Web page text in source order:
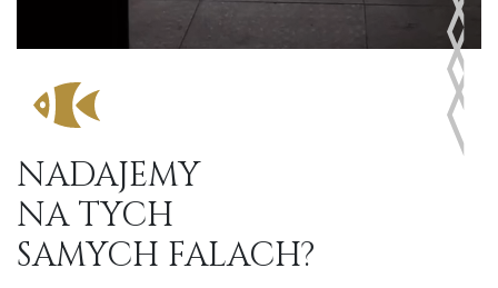
NADAJEMY
NA TYCH
SAMYCH FALACH?